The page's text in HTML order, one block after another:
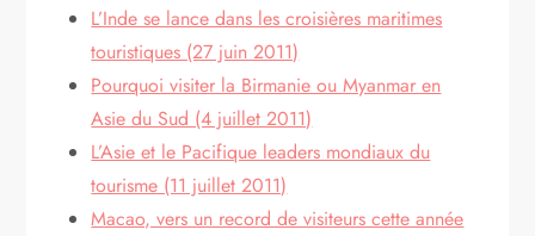
L’Inde se lance dans les croisières maritimes
touristiques (27 juin 2011)
Pourquoi visiter la Birmanie ou Myanmar en
Asie du Sud (4 juillet 2011)
L’Asie et le Pacifique leaders mondiaux du
tourisme (11 juillet 2011)
Macao, vers un record de visiteurs cette année